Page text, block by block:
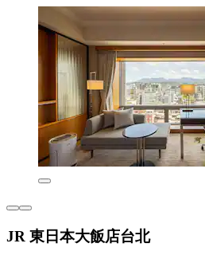
JR 東日本大飯店台北